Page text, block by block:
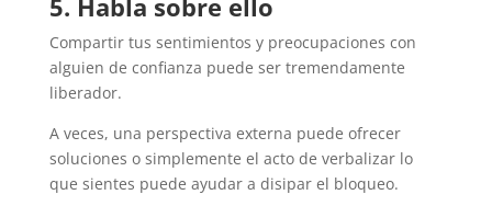
5. Habla sobre ello
Compartir tus sentimientos y preocupaciones con
alguien de confianza puede ser tremendamente
liberador.
A veces, una perspectiva externa puede ofrecer
soluciones o simplemente el acto de verbalizar lo
que sientes puede ayudar a disipar el bloqueo.